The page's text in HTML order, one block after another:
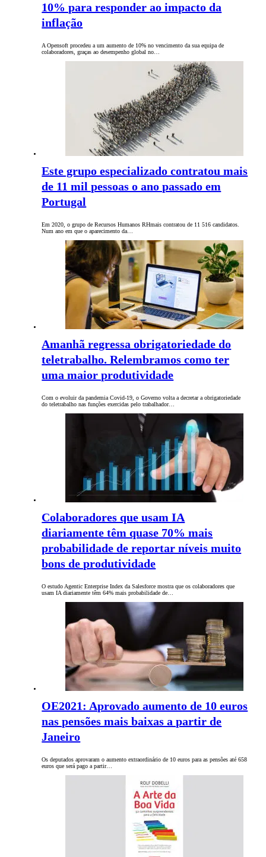
10% para responder ao impacto da
inflação
A Opensoft procedeu a um aumento de 10% no vencimento da sua equipa de
colaboradores, graças ao desempenho global no…
Este grupo especializado contratou mais
de 11 mil pessoas o ano passado em
Portugal
Em 2020, o grupo de Recursos Humanos RHmais contratou de 11 516 candidatos.
Num ano em que o aparecimento da…
Amanhã regressa obrigatoriedade do
teletrabalho. Relembramos como ter
uma maior produtividade
Com o evoluir da pandemia Covid-19, o Governo volta a decretar a obrigatoriedade
do teletrabalho nas funções exercidas pelo trabalhador…
Colaboradores que usam IA
diariamente têm quase 70% mais
probabilidade de reportar níveis muito
bons de produtividade
O estudo Agentic Enterprise Index da Salesforce mostra que os colaboradores que
usam IA diariamente têm 64% mais probabilidade de…
OE2021: Aprovado aumento de 10 euros
nas pensões mais baixas a partir de
Janeiro
Os deputados aprovaram o aumento extraordinário de 10 euros para as pensões até 658
euros que será pago a partir…